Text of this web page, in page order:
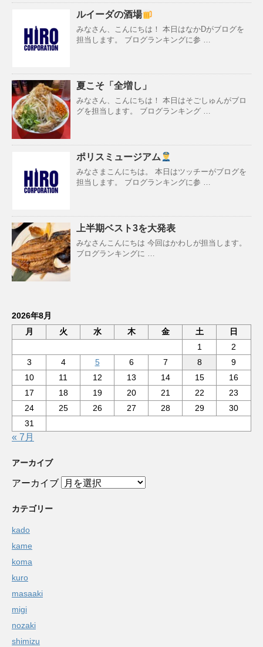
ルイーダの酒場
みなさん、こんにちは！ 本日はなかDがブログを
担当します。 ブログランキングに参 …
夏こそ「全増し」
みなさん、こんにちは！ 本日はそごしゅんがブロ
グを担当します。 ブログランキング …
ポリスミュージアム
みなさまこんにちは。 本日はツッチーがブログを
担当します。 ブログランキングに参 …
上半期ベスト3を大発表
みなさんこんにちは 今回はかわしが担当します。
ブログランキングに …
2026年8月
月
火 水 木 金 土
日
1
2
3
4 5 6 7 8
9
10
11 12 13 14 15
16
17
18 19 20 21 22
23
24
25 26 27 28 29
30
31
« 7月
アーカイブ
アーカイブ
カテゴリー
kado
kame
koma
kuro
masaaki
migi
nozaki
shimizu